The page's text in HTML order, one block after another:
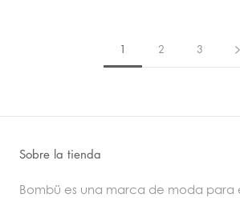
1 2 3
Sobre la tienda
Bombü es una marca de moda para